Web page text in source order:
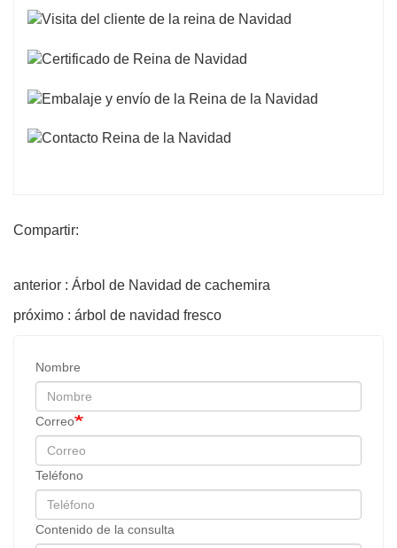
Compartir:
anterior : Árbol de Navidad de cachemira
próximo : árbol de navidad fresco
Nombre
Correo
Teléfono
Contenido de la consulta